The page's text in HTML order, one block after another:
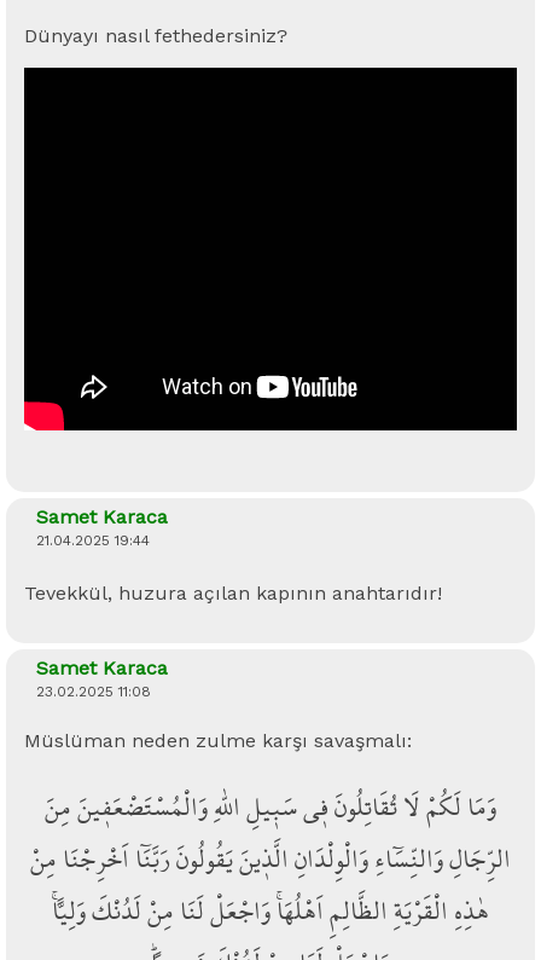
Dünyayı nasıl fethedersiniz?
Samet Karaca
21.04.2025 19:44
Tevekkül, huzura açılan kapının anahtarıdır!
Samet Karaca
23.02.2025 11:08
Müslüman neden zulme karşı savaşmalı:
وَمَا لَكُمْ لَا تُقَاتِلُونَ ف۪ي سَب۪يلِ اللّٰهِ وَالْمُسْتَضْعَف۪ينَ مِنَ
الرِّجَالِ وَالنِّسَٓاءِ وَالْوِلْدَانِ الَّذ۪ينَ يَقُولُونَ رَبَّنَٓا اَخْرِجْنَا مِنْ
هٰذِهِ الْقَرْيَةِ الظَّالِمِ اَهْلُهَاۚ وَاجْعَلْ لَنَا مِنْ لَدُنْكَ وَلِياًّۚ